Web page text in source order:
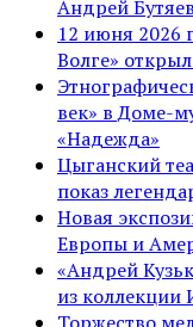
Андрей
12 июня 2026
Волге»
век» в Доме-
«Надежда»
Цыганский
показ
Новая
Европы и
«Андрей
из коллекции